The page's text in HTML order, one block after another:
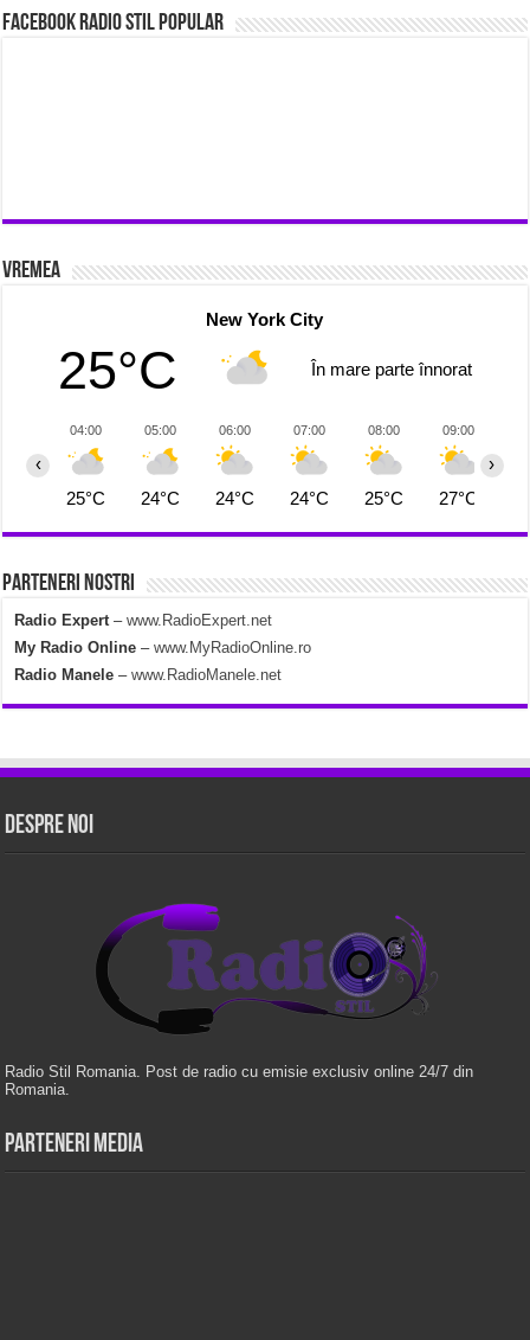
Facebook Radio Stil Popular
Vremea
New York City
25°C În mare parte înnorat
04:00
25°C
05:00
24°C
06:00
24°C
07:00
24°C
08:00
25°C
09:00
27°C
‹ ›
Parteneri Nostri
Radio Expert –www.RadioExpert.net
My Radio Online –www.MyRadioOnline.ro
Radio Manele–www.RadioManele.net
Despre Noi
Radio Stil Romania. Post de radio cu emisie exclusiv online 24/7 din
Romania.
Parteneri Media